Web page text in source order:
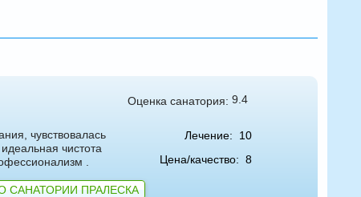
Оценка санатория: 9.4
чувствовалась
чистота
.
Лечение:
10
Цена/качество: 8
САНАТОРИИ ПРАЛЕСКА